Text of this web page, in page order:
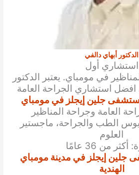
الدكتور أبهاي دالفي
استشاري أول
في مومباي. يعتبر الدكتور
استشاري الجراحة العامة
جلين إيجلز في مومباي
العامة وجراحة المناظير
الطب والجراحة، ماجستير
العلوم
من 36 عامًا
جلين إيجلز في مدينة مومباي
الهندية